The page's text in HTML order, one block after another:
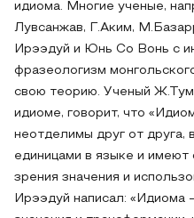
идиома. Многие ученые,
Лувсанжав, Г.Аким,
Ирээдуй и Юнь Со Вонь с
фразеологизм
свою теорию. Ученый
идиоме, говорит, что
неотделимы друг от друга,
единицами в языке и имеют
зрения значения и
Ирээдуй написал: «Идиома